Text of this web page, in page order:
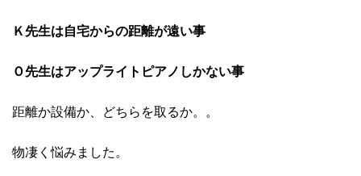
Ｋ先生は自宅からの距離が遠い事
Ｏ先生はアップライトピアノしかない事
距離か設備か、どちらを取るか。。
物凄く悩みました。